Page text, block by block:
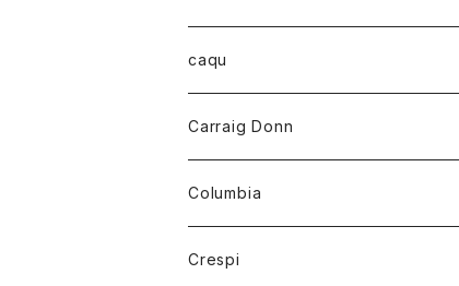
オーバーオール
ショートパンツ
レディース
オーバーオール
カーディガン
靴
トップス
ハーフスリーブTシャツ
caqu
Carraig Donn
ニット
Columbia
アウター
Crespi